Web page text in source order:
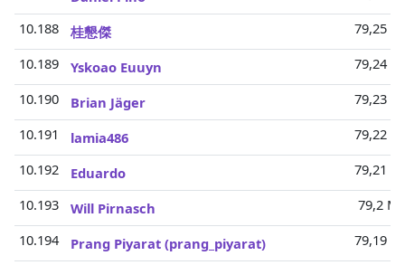
10.188
桂懇傑
79,25
10.189
Yskoao Euuyn
79,24
10.190
Brian Jäger
79,23
10.191
lamia486
79,22
10.192
Eduardo
79,21
10.193
Will Pirnasch
79,2
10.194
Prang Piyarat (prang_piyarat)
79,19